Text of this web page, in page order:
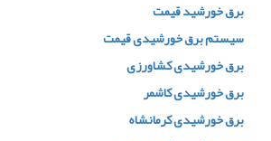
برق خورشید قیمت
سیستم برق خورشیدی قیمت
برق خورشیدی کشاورزی
برق خورشیدی کاشمر
برق خورشیدی کرمانشاه